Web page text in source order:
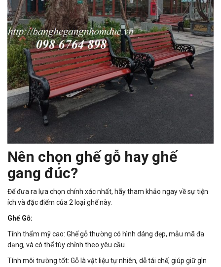
Nên chọn ghế gỗ hay ghế
gang đúc?
Để đưa ra lựa chọn chính xác nhất, hãy tham khảo ngay về sự tiện
ích và đặc điểm của 2 loại ghế này.
Ghế Gỗ:
Tính thẩm mỹ cao: Ghế gỗ thường có hình dáng đẹp, mẫu mã đa
dạng, và có thể tùy chỉnh theo yêu cầu.
Tính môi trường tốt: Gỗ là vật liệu tự nhiên, dễ tái chế, giúp giữ gìn